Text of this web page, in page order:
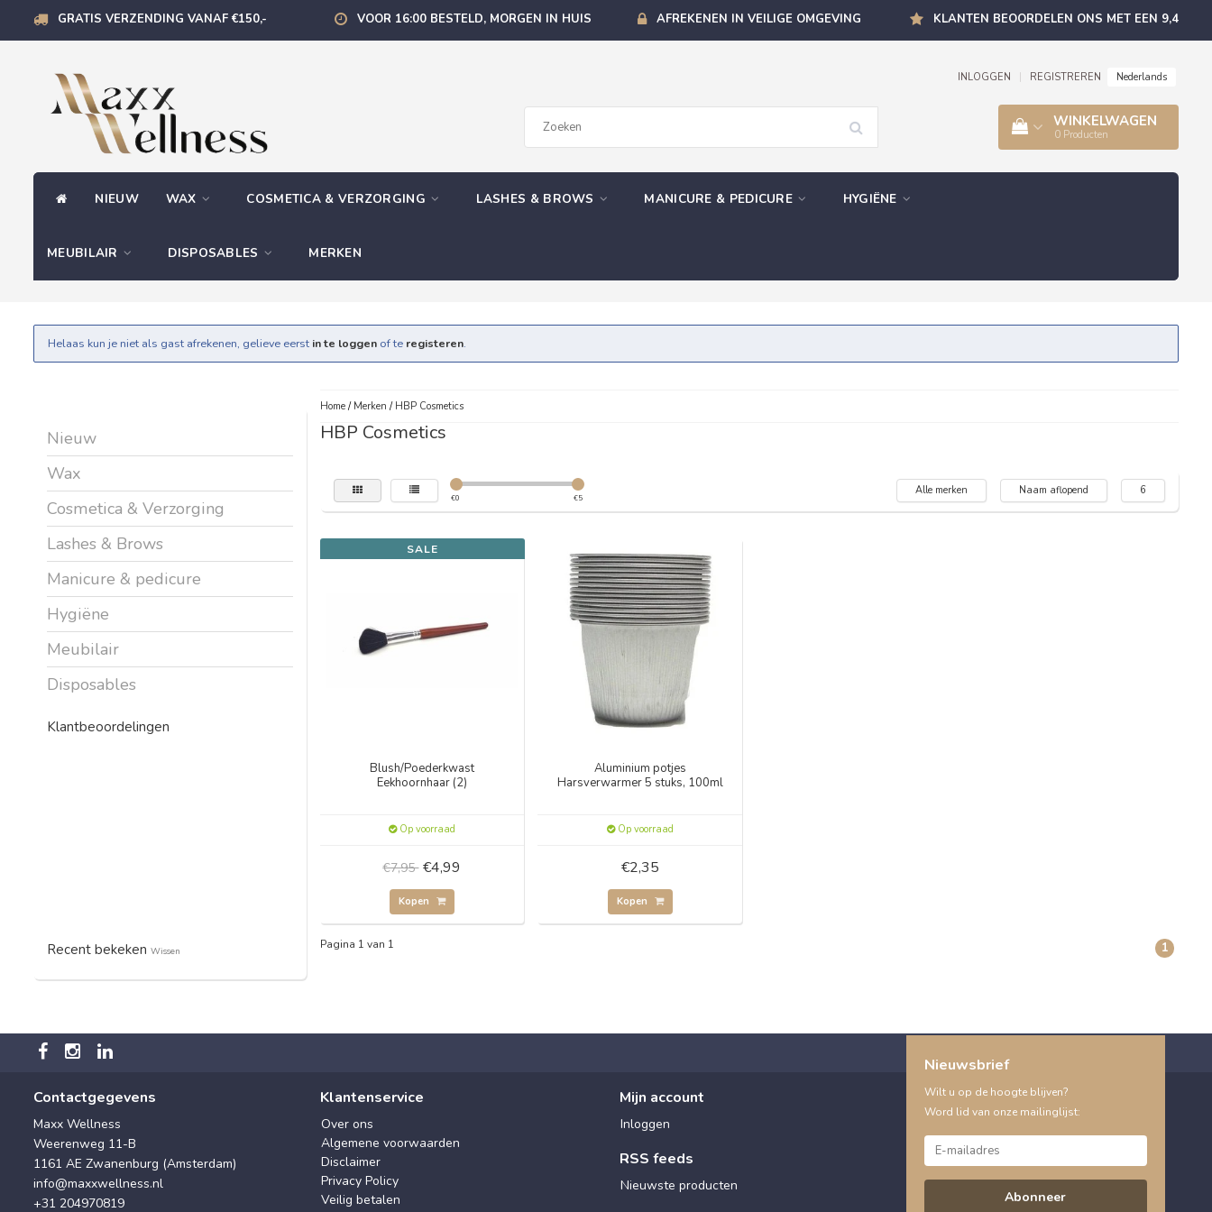
GRATIS VERZENDING VANAF €150,- VOOR 16:00 BESTELD, MORGEN IN HUIS AFREKENEN IN VEILIGE OMGEVING KLANTEN BEOORDELEN ONS MET EEN 9,4
INLOGGEN REGISTREREN Nederlands
WINKELWAGEN
0 Producten
NIEUW WAX COSMETICA & VERZORGING LASHES & BROWS MANICURE & PEDICURE HYGIËNE
MEUBILAIR DISPOSABLES MERKEN
Helaas kun je niet als gast afrekenen, gelieve eerst in te loggen of te registeren.
Nieuw
Wax
Cosmetica & Verzorging
Lashes & Brows
Manicure & pedicure
Hygiëne
Meubilair
Disposables
Klantbeoordelingen
Recent bekeken Wissen
Home/ Merken / HBP Cosmetics
HBP Cosmetics
€0 €5
Alle merken Naam aflopend 6
SALE
Blush/Poederkwast
Eekhoornhaar (2)
Op voorraad
€7,95 €4,99
Kopen
Aluminium potjes
Harsverwarmer 5 stuks, 100ml
Op voorraad
€2,35
Kopen
Pagina 1 van 1 1
Contactgegevens
Maxx Wellness
Weerenweg 11-B
1161 AE Zwanenburg (Amsterdam)
info@maxxwellness.nl
+31 204970819
Klantenservice
Over ons
Algemene voorwaarden
Disclaimer
Privacy Policy
Veilig betalen
Mijn account
Inloggen
RSS feeds
Nieuwste producten
Nieuwsbrief
Wilt u op de hoogte blijven?
Word lid van onze mailinglijst:
Abonneer